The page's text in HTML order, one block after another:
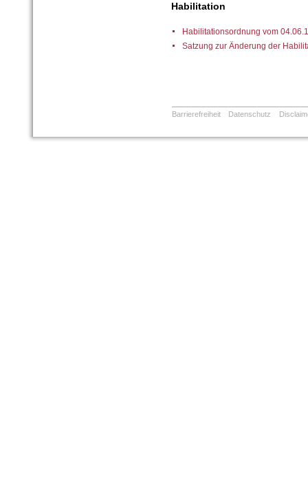
Habilitation
Habilitationsordnung vom
Satzung zur Änderung der
Barrierefreiheit Datenschutz